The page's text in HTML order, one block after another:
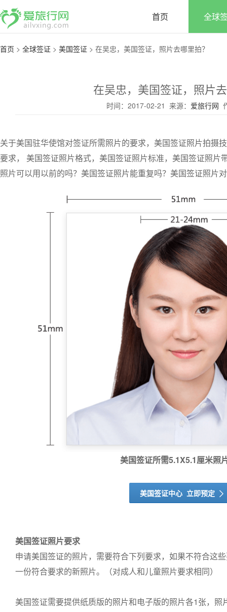
首页 全球
首页 > 全球签证 > 美国签证 > 在吴忠，美国签证，照片去哪里拍？
在吴忠，美国签证，照片
时间：2017-02-21 来源： 爱旅行网
关于美国驻华使馆对签证所需照片的要求，美国签证照片拍摄
要求， 美国签证照片格式，美国签证照片标准，美国签证照片
照片可以用以前的吗？美国签证照片能重复吗？美国签证照片
美国签证所需5.1X5.1厘米照
美国签证中心 立即预定 ꀑ
美国签证照片要求
申请美国签证的照片，需要符合下列要求，如果不符合这
一份符合要求的新照片。（对成人和儿童照片要求相同）
美国签证需要提供纸质版的照片和电子版的照片各1张，